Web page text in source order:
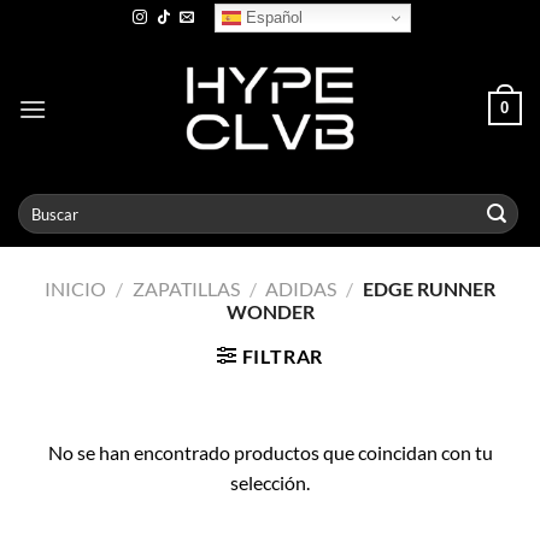
Español
0
Buscar
por:
INICIO / ZAPATILLAS / ADIDAS / EDGE RUNNER
WONDER
FILTRAR
No se han encontrado productos que coincidan con tu
selección.